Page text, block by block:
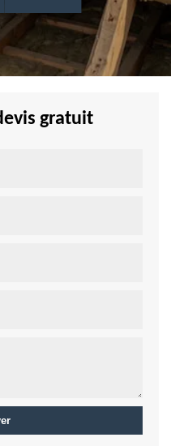
gratuit